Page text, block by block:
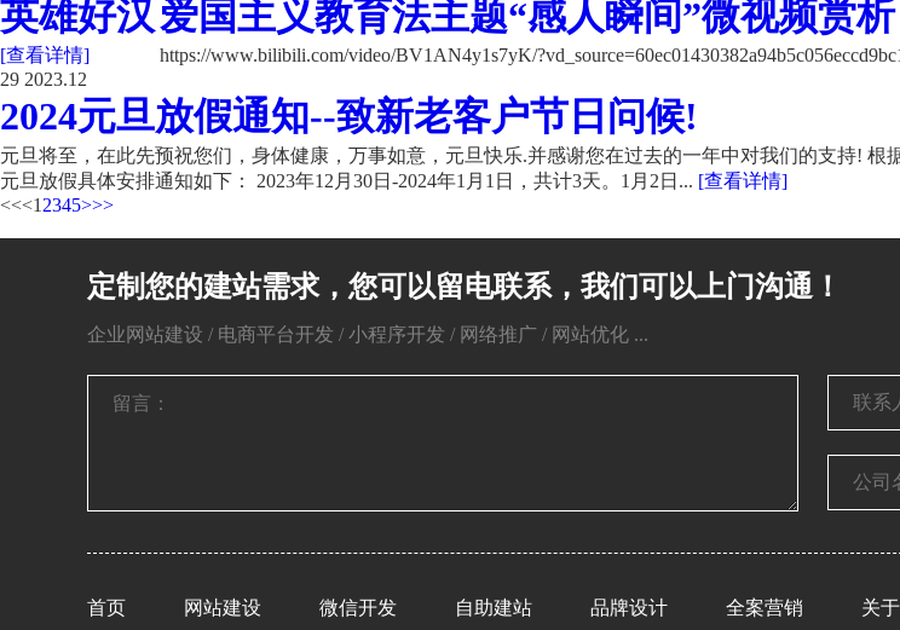
英雄好汉
[查看详情]
爱国主义教育法主题“感人瞬间”微视频赏析
https://www.bilibili.com/video/BV1AN4y1s7yK/
29 2023.12
2024元旦放假通知--致新老客户节日问候!
元旦将至，在此先预祝您们，身体健康，万事如意，元旦快乐.并感谢您在过去的一年中对我们的支持!
元旦放假具体安排通知如下： 2023年12月30日-2024年1月1日，共计3天。1月2日... [查看详情]
<<<1 2345>>>
定制您的建站需求，您可以留电联系，我们可以上门沟通！
企业网站建设 / 电商平台开发 / 小程序开发 / 网络推广 / 网站优化 ...
首页 网站建设 微信开发 自助建站 品牌设计 全案营销 关于